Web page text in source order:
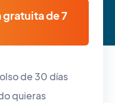
de 7
de 30 días
quieras